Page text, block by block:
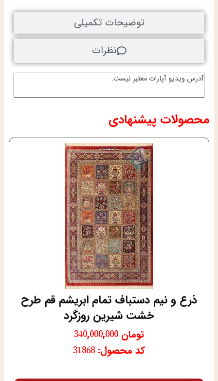
آدرس ویدیو آپارات معتبر نیست.
توضیحات تکمیلی
نظرات
محصولات پیشنهادی
ذرع و نیم دستباف تمام ابریشم قم طرح
خشت شیرین روزگرد
تومان
کد محصول: 31868